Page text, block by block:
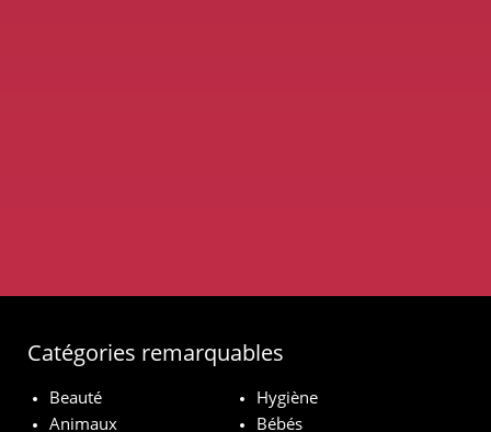
Catégories remarquables
Beauté
Hygiène
Animaux
Bébés